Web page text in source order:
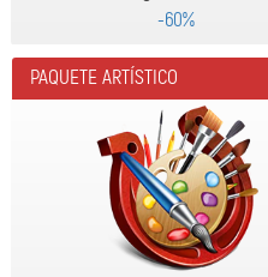
-60%
PAQUETE ARTÍSTICO